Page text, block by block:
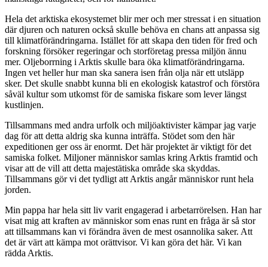
Hela det arktiska ekosystemet blir mer och mer stressat i en situation
där djuren och naturen också skulle behöva en chans att anpassa sig
till klimatförändringarna. Istället för att skapa den tiden för fred och
forskning försöker regeringar och storföretag pressa miljön ännu
mer. Oljeborrning i Arktis skulle bara öka klimatförändringarna.
Ingen vet heller hur man ska sanera isen från olja när ett utsläpp
sker. Det skulle snabbt kunna bli en ekologisk katastrof och förstöra
såväl kultur som utkomst för de samiska fiskare som lever längst
kustlinjen.
Tillsammans med andra urfolk och miljöaktivister kämpar jag varje
dag för att detta aldrig ska kunna inträffa. Stödet som den här
expeditionen ger oss är enormt. Det här projektet är viktigt för det
samiska folket. Miljoner människor samlas kring Arktis framtid och
visar att de vill att detta majestätiska område ska skyddas.
Tillsammans gör vi det tydligt att Arktis angår människor runt hela
jorden.
Min pappa har hela sitt liv varit engagerad i arbetarrörelsen. Han har
visat mig att kraften av människor som enas runt en fråga är så stor
att tillsammans kan vi förändra även de mest osannolika saker. Att
det är värt att kämpa mot orättvisor. Vi kan göra det här. Vi kan
rädda Arktis.